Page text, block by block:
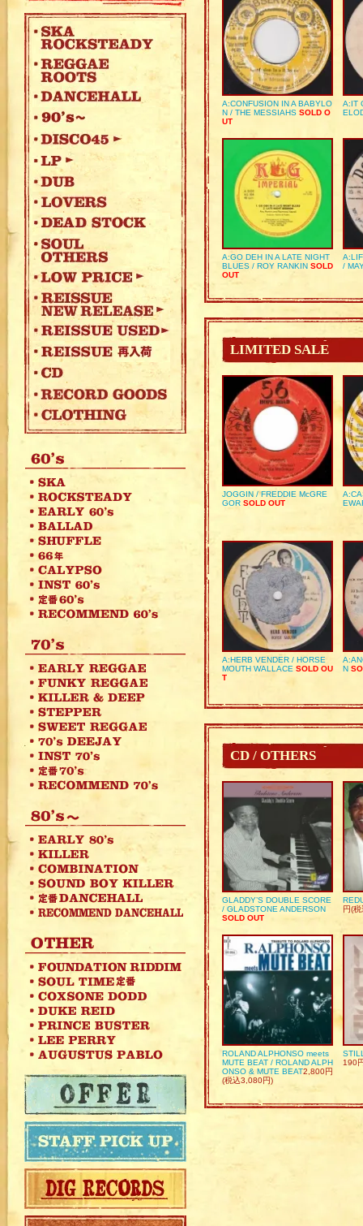
A:CONFUSION IN A BABYLO
N / THE MESSIAHS SOLD O
UT
A:IT
A:GO DEH IN A LATE NIGHT
BLUES / ROY RANKIN SOLD
OUT
/
LIMITED SALE
JOGGIN / FREDDIE McGRE
GOR SOLD OUT
A:HERB VENDER / HORSE
MOUTH WALLACE SOLD OU
T
N
CD / OTHERS
GLADDY’S DOUBLE SCORE
/ GLADSTONE ANDERSON
SOLD OUT
円(
ROLAND ALPHONSO meets
MUTE BEAT / ROLAND ALPH
ONSO & MUTE BEAT2,800円
(税込3,080円)
190